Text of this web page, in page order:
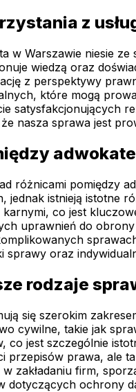
z
w Warszawie niesie
wiedzą oraz
z perspektywy
które mogą
satysfakcjonujących
nasza sprawa jest
różnicami pomiędzy
jednak istnieją istotne
karnymi, co jest
uprawnień do
sprawy oraz
rodzaje
się szerokim
cywilne, takie jak
co jest szczególnie
przepisów prawa, ale
zakładaniu firm,
dotyczących ochrony